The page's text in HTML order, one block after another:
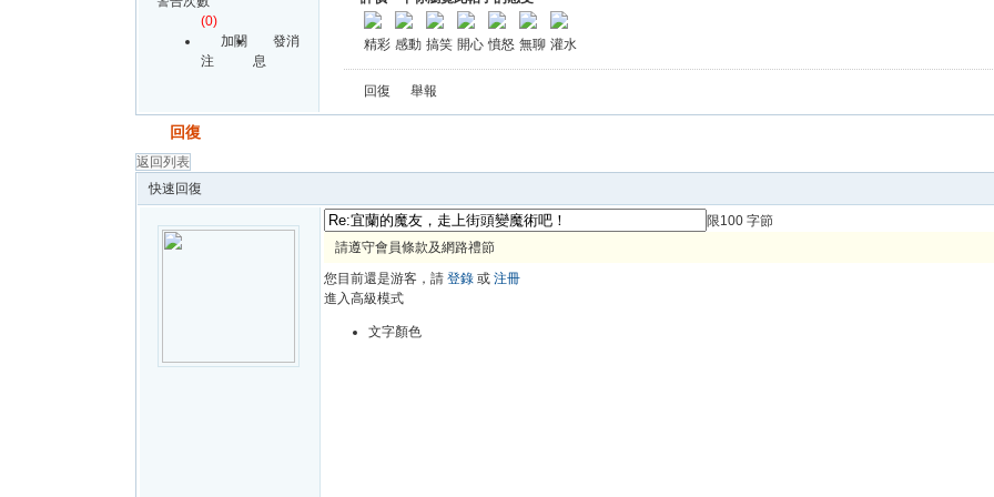
(0)
加關
注
發消
息
精彩 感動 搞笑 開心 憤怒 無聊 灌水
回復 舉報
回復
返回列表
快速回復
限100 字節
請遵守會員條款及網路禮節
您目前還是游客，請 登錄 或 注冊
進入高級模式
文字顏色